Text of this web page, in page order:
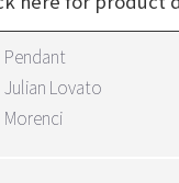
Pendant
Julian Lovato
Morenci